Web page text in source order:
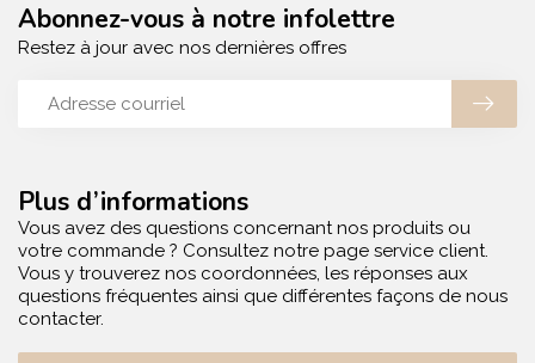
Plus d’informations
Vous avez des questions concernant nos produits ou
votre commande ? Consultez notre page service client.
Vous y trouverez nos coordonnées, les réponses aux
questions fréquentes ainsi que différentes façons de nous
contacter.
Abonnez-vous à notre infolettre
Restez à jour avec nos dernières offres